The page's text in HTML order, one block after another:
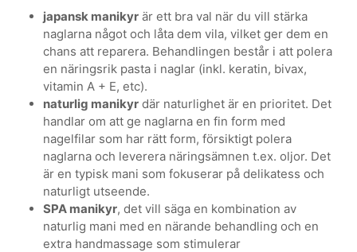
japansk manikyr är ett bra val när du vill stärka
naglarna något och låta dem vila, vilket ger dem en
chans att reparera. Behandlingen består i att polera
en näringsrik pasta i naglar (inkl. keratin, bivax,
vitamin A + E, etc).
naturlig manikyr där naturlighet är en prioritet. Det
handlar om att ge naglarna en fin form med
nagelfilar som har rätt form, försiktigt polera
naglarna och leverera näringsämnen t.ex. oljor. Det
är en typisk mani som fokuserar på delikatess och
naturligt utseende.
SPA manikyr, det vill säga en kombination av
naturlig mani med en närande behandling och en
extra handmassage som stimulerar